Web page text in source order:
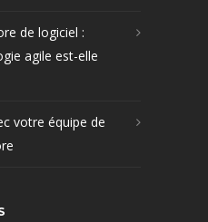
de logiciel :
agile est-elle
votre équipe de